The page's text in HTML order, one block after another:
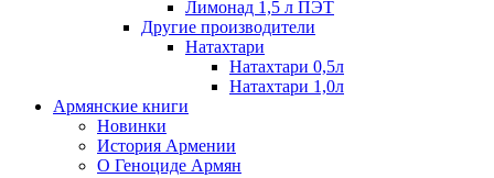
Лимонад 1,5 л ПЭТ
Другие производители
Натахтари
Натахтари 0,5л
Натахтари 1,0л
Армянские книги
Новинки
История Армении
О Геноциде Армян